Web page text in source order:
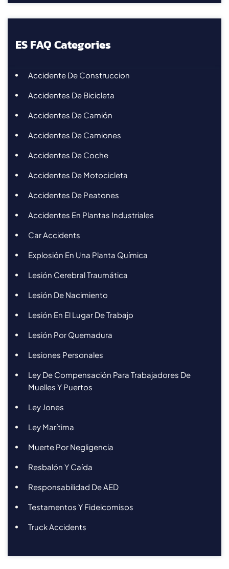
ES FAQ Categories
Accidente De Construccion
Accidentes De Bicicleta
Accidentes De Camión
Accidentes De Camiones
Accidentes De Coche
Accidentes De Motocicleta
Accidentes De Peatones
Accidentes En Plantas Industriales
Car Accidents
Explosión En Una Planta Química
Lesión Cerebral Traumática
Lesión De Nacimiento
Lesión En El Lugar De Trabajo
Lesión Por Quemadura
Lesiones Personales
Ley De Compensación Para Trabajadores De
Muelles Y Puertos
Ley Jones
Ley Marítima
Muerte Por Negligencia
Resbalón Y Caída
Responsabilidad De AED
Testamentos Y Fideicomisos
Truck Accidents